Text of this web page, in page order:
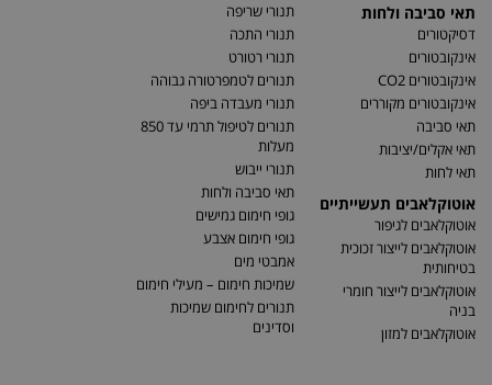
תאי סביבה ולחות
דסיקטורים
אינקובטורים
אינקובטורים CO2
אינקובטורים מקוררים
תאי סביבה
תאי אקלים/יציבות
תאי לחות
אוטוקלאבים תעשייתיים
אוטוקלאבים לגיפור
אוטוקלאבים לייצור זכוכית
בטיחותית
אוטוקלאבים לייצור חומרי
בניה
אוטוקלאבים למזון
תנורי שריפה
תנורי התכה
תנורי רטורט
תנורים לטמפרטורה גבוהה
תנורי מעבדה ביפה
תנורים לטיפול תרמי עד 850
מעלות
תנורי ייבוש
תאי סביבה ולחות
גופי חימום גמישים
גופי חימום אצבע
אמבטי מים
שמיכות חימום – מעילי חימום
תנורים לחימום שמיכות
וסדינים